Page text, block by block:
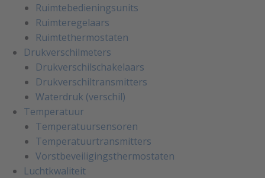
Ruimtebedieningsunits
Ruimteregelaars
Ruimtethermostaten
Drukverschilmeters
Drukverschilschakelaars
Drukverschiltransmitters
Waterdruk (verschil)
Temperatuur
Temperatuursensoren
Temperatuurtransmitters
Vorstbeveiligingsthermostaten
Luchtkwaliteit